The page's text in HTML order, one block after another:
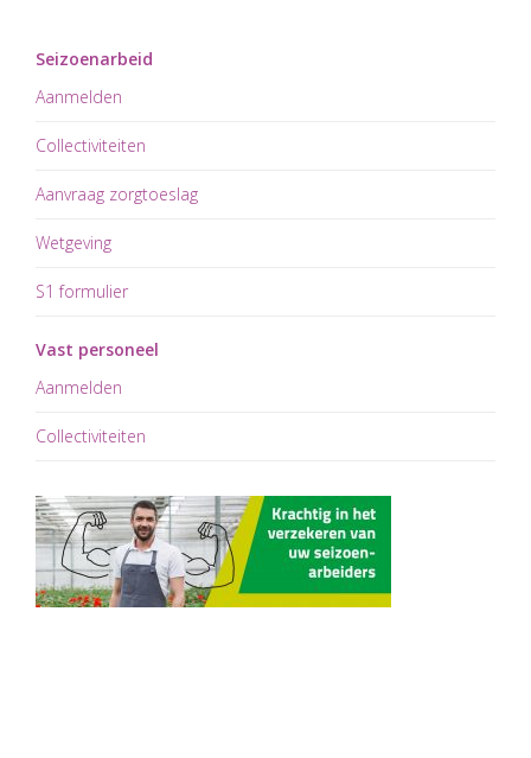
Seizoenarbeid
Aanmelden
Collectiviteiten
Aanvraag zorgtoeslag
Wetgeving
S1 formulier
Vast personeel
Aanmelden
Collectiviteiten